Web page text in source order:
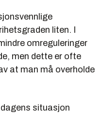
liten. I
omreguleringer
men dette er ofte
at man må overholde
situasjon